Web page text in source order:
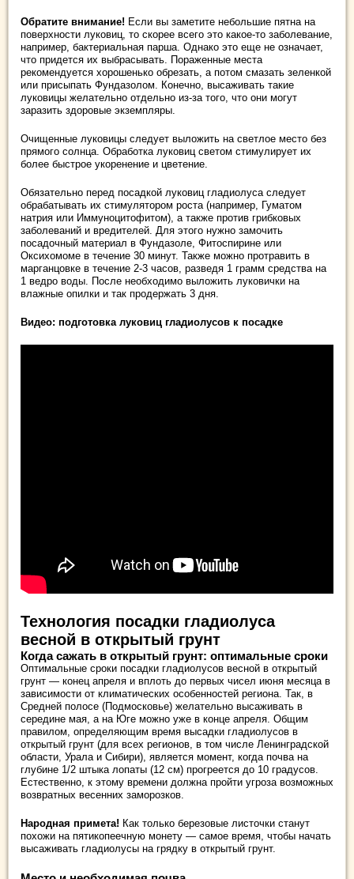
Обратите внимание! Если вы заметите небольшие пятна на
поверхности луковиц, то скорее всего это какое-то заболевание,
например, бактериальная парша. Однако это еще не означает,
что придется их выбрасывать. Пораженные места
рекомендуется хорошенько обрезать, а потом смазать зеленкой
или присыпать Фундазолом. Конечно, высаживать такие
луковицы желательно отдельно из-за того, что они могут
заразить здоровые экземпляры.
Очищенные луковицы следует выложить на светлое место без
прямого солнца. Обработка луковиц светом стимулирует их
более быстрое укоренение и цветение.
Обязательно перед посадкой луковиц гладиолуса следует
обрабатывать их стимулятором роста (например, Гуматом
натрия или Иммуноцитофитом), а также против грибковых
заболеваний и вредителей. Для этого нужно замочить
посадочный материал в Фундазоле, Фитоспирине или
Оксихомоме в течение 30 минут. Также можно протравить в
марганцовке в течение 2-3 часов, разведя 1 грамм средства на
1 ведро воды. После необходимо выложить луковички на
влажные опилки и так продержать 3 дня.
Видео: подготовка луковиц гладиолусов к посадке
Технология посадки гладиолуса
весной в открытый грунт
Когда сажать в открытый грунт: оптимальные сроки
Оптимальные сроки посадки гладиолусов весной в открытый
грунт — конец апреля и вплоть до первых чисел июня месяца в
зависимости от климатических особенностей региона. Так, в
Средней полосе (Подмосковье) желательно высаживать в
середине мая, а на Юге можно уже в конце апреля. Общим
правилом, определяющим время высадки гладиолусов в
открытый грунт (для всех регионов, в том числе Ленинградской
области, Урала и Сибири), является момент, когда почва на
глубине 1/2 штыка лопаты (12 см) прогреется до 10 градусов.
Естественно, к этому времени должна пройти угроза возможных
возвратных весенних заморозков.
Народная примета! Как только березовые листочки станут
похожи на пятикопеечную монету — самое время, чтобы начать
высаживать гладиолусы на грядку в открытый грунт.